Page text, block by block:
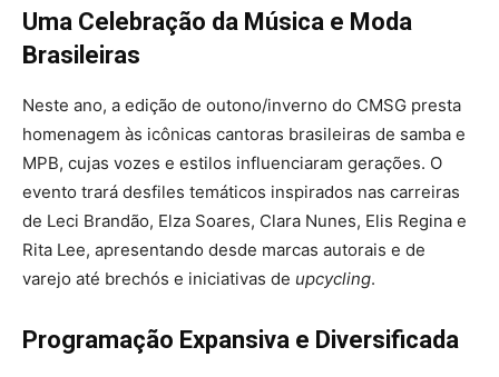
Uma Celebração da Música e Moda
Brasileiras
Neste ano, a edição de outono/inverno do CMSG presta
homenagem às icônicas cantoras brasileiras de samba e
MPB, cujas vozes e estilos influenciaram gerações. O
evento trará desfiles temáticos inspirados nas carreiras
de Leci Brandão, Elza Soares, Clara Nunes, Elis Regina e
Rita Lee, apresentando desde marcas autorais e de
varejo até brechós e iniciativas de upcycling.
Programação Expansiva e Diversificada